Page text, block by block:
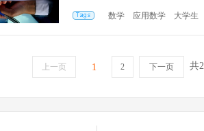
数学 应用数学 大学生
上一页 1 2 下一页 共